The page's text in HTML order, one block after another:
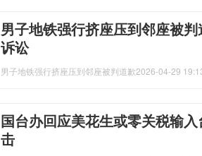
男子地铁强行挤座压到邻座被
诉讼
男子地铁强行挤座压到邻座被判道歉2026-04-29
国台办回应美花生或零关税输
击